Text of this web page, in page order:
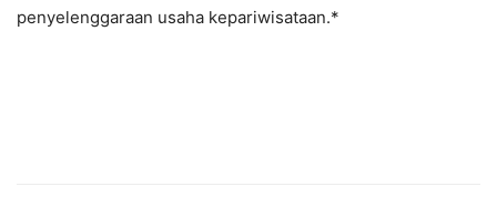
penyelenggaraan usaha kepariwisataan.*